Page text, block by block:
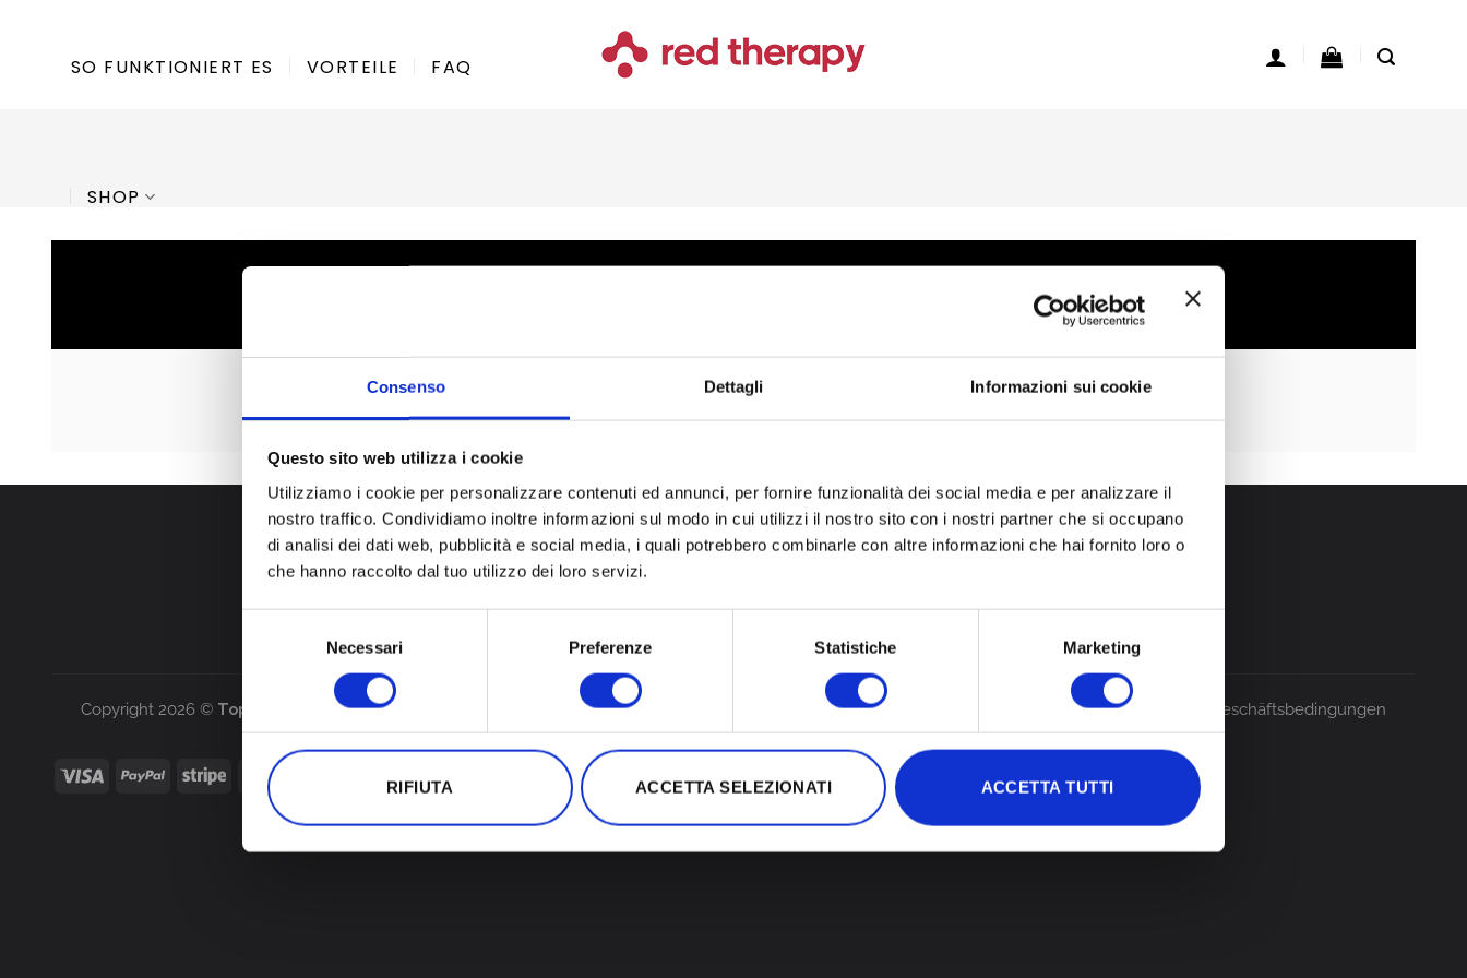
Consenso Dettagli Informazioni sui cookie
Questo sito web utilizza i cookie
Utilizziamo i cookie per personalizzare contenuti ed annunci, per fornire funzionalità dei social media e per analizzare il
nostro traffico. Condividiamo inoltre informazioni sul modo in cui utilizzi il nostro sito con i nostri partner che si occupano
di analisi dei dati web, pubblicità e social media, i quali potrebbero combinarle con altre informazioni che hai fornito loro o
che hanno raccolto dal tuo utilizzo dei loro servizi.
Necessari Preferenze Statistiche Marketing
RIFIUTA ACCETTA SELEZIONATI ACCETTA TUTTI
springenSO FUNKTIONIERT ES VORTEILE FAQ
SHOP
BEI FRAGEN KONTAKTIERE BITTE
support@red-therapy.com
Copyright 2026 © Top Life Project S.r.l.Piazza Mazzini, 18 – 39100 Bozen (BZ) | MwSt.-Nr. und Steuernummer 03126040215 | REA 234277 |Allgemeine Geschäftsbedingungen
Impressum